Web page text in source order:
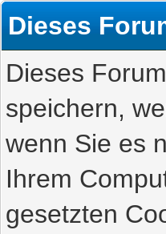
Dieses
Dieses
speichern,
wenn Sie es
Ihrem
gesetzten